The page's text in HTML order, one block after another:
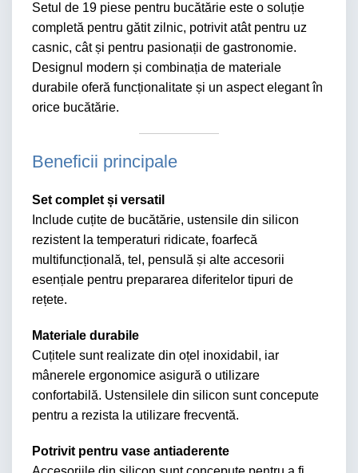
Setul de 19 piese pentru bucătărie este o soluție
completă pentru gătit zilnic, potrivit atât pentru uz
casnic, cât și pentru pasionații de gastronomie.
Designul modern și combinația de materiale
durabile oferă funcționalitate și un aspect elegant în
orice bucătărie.
Beneficii principale
Set complet și versatil
Include cuțite de bucătărie, ustensile din silicon
rezistent la temperaturi ridicate, foarfecă
multifuncțională, tel, pensulă și alte accesorii
esențiale pentru prepararea diferitelor tipuri de
rețete.
Materiale durabile
Cuțitele sunt realizate din oțel inoxidabil, iar
mânerele ergonomice asigură o utilizare
confortabilă. Ustensilele din silicon sunt concepute
pentru a rezista la utilizare frecventă.
Potrivit pentru vase antiaderente